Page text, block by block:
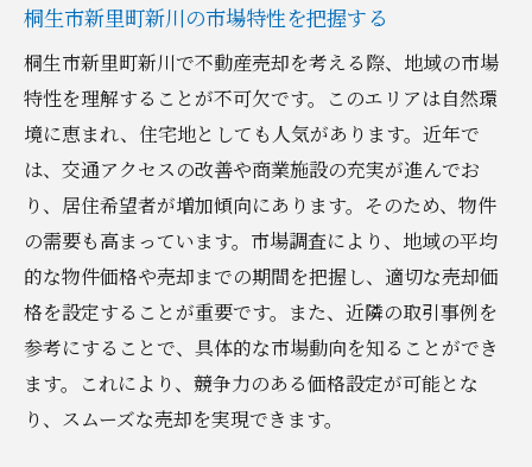
売却成功事例から学ぶ実践的なアプローチ
成功する不動産売却のための専門家のアドバイ
スとその活用法
不動産売却の専門家選びのポイント
専門家から得られるアドバイスを活かす方
法
売却活動における専門家の役割
不動産エージェントとの効果的な打ち合わ
せ方法
専門家からの最新情報を活用する
売却後のアフターフォローとその活用
桐生市新里町新川の市場特性を把握する
桐生市新里町新川で不動産売却を考える際、地域の市場
特性を理解することが不可欠です。このエリアは自然環
境に恵まれ、住宅地としても人気があります。近年で
は、交通アクセスの改善や商業施設の充実が進んでお
り、居住希望者が増加傾向にあります。そのため、物件
の需要も高まっています。市場調査により、地域の平均
的な物件価格や売却までの期間を把握し、適切な売却価
格を設定することが重要です。また、近隣の取引事例を
参考にすることで、具体的な市場動向を知ることができ
ます。これにより、競争力のある価格設定が可能とな
り、スムーズな売却を実現できます。